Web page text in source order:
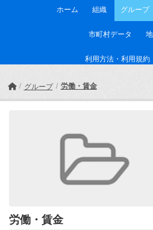
ホーム 組織 グループ
市町村データ
利用方法・利用規約
グループ 労働・賃金
労働・賃金